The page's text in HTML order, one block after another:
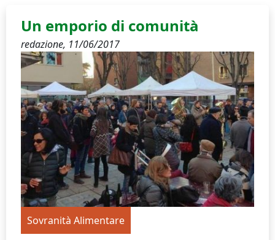
Un emporio di comunità
redazione, 11/06/2017
Sovranità Alimentare